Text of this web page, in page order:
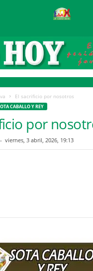
El sacrificio por nosotros
CABALLO Y REY
por
- viernes, 3 abril, 2026, 19:13